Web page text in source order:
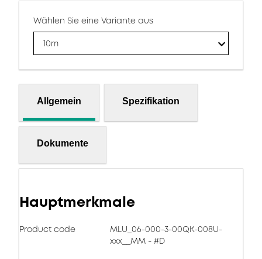
Wählen Sie eine Variante aus
10m
Allgemein Spezifikation
Dokumente
Hauptmerkmale
Product code
MLU_06-000-3-00QK-008U-
xxx__MM - #D